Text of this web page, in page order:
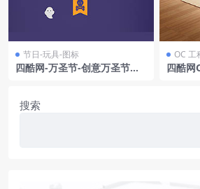
节日-玩具-图标
四酷网-万圣节-创意万圣节狂
OC 工
四酷网
搜索